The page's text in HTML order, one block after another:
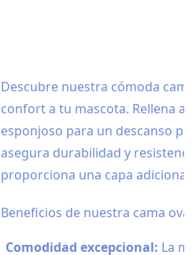
Descubre nuestra cómoda
confort a tu mascota. Rellena
esponjoso para un descanso
asegura durabilidad y
proporciona una capa adicional
Beneficios de nuestra cama
Comodidad excepcional: La